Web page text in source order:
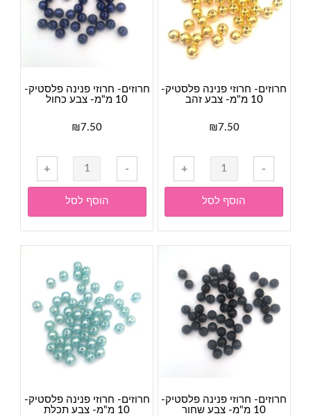
ורוד
ורוד
פוקסיה
חרוזים- חרוזי פנינה פלסטיק-
10 מ"מ- צבע זהב
₪7.50
-
כמות
של
חרוזים-
חרוזי
פנינה
פלסטיק-
10
מ"מ-
צבע
זהב
+
הוסף לסל
חרוזים- חרוזי פנינה פלסטיק-
10 מ"מ- צבע כחול
₪7.50
-
כמות
של
חרוזים-
חרוזי
פנינה
פלסטיק-
10
מ"מ-
צבע
כחול
+
הוסף לסל
חרוזים- חרוזי פנינה פלסטיק-
10 מ"מ- צבע שחור
חרוזים- חרוזי פנינה פלסטיק-
10 מ"מ- צבע תכלת